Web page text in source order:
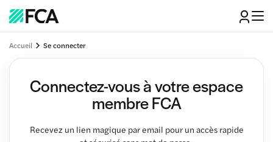
Accueil Se connecter
Connectez-vous à votre espace
membre FCA
Recevez un lien magique par email pour un accès rapide